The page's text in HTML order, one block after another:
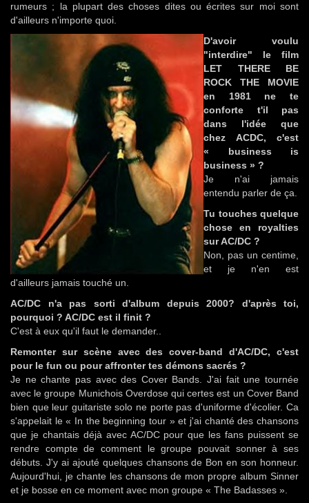
rumeurs ; la plupart des choses dites ou écrites sur moi sont
d'ailleurs n'importe quoi.
D'avoir voulu
"interdire" le film
LET THERE BE
ROCK THE MOVIE
en 1981 ne te
conforte t'il pas
dans l'idée que
chez ACDC, c'est
« business is
business » ?
Je n'ai jamais
entendu parler de ça.
Tu touches quelque
chose en royalties
sur AC/DC ?
Non, pas un centime,
et je n'en est
d'ailleurs jamais touché un.
AC/DC n'a pas sorti d'album depuis 2000? d'après toi,
pourquoi ? AC/DC est il finit ?
C'est à eux qu'il faut le demander..
Remonter sur scène avec des cover-band d'AC/DC, c'est
pour le fun ou pour affronter tes démons sacrés ?
Je ne chante pas avec des Cover Bands. J'ai fait une tournée
avec le groupe Munichois Overdose qui certes est un Cover Band
bien que leur guitariste solo ne porte pas d'uniforme d'écolier. Ca
s'appelait le « In the beginning tour » et j'ai chanté des chansons
que je chantais déjà avec AC/DC pour que les fans puissent se
rendre compte de comment le groupe pouvait sonner à ses
débuts. J'y ai ajouté quelques chansons de Bon en son honneur.
Aujourd'hui, je chante les chansons de mon propre album Sinner
et je bosse en ce moment avec mon groupe « The Badasses ».